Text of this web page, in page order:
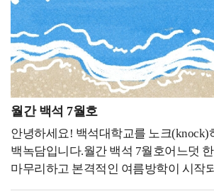
좋겠습니다. 남은 방학 동안 충분한 휴
위한 준비도 차근차근 이어가시길 바라
건강하고 알찬 8월을 보내시기를 백녹
응원하겠습니다!
점수를 먼저 준비하는 것이 좋을지, 실
아르바이트를 하는 것이 좋을지, 자격증
해외 취업 프로그램에 참여하는 것이
경험을 우선적으로 준비해야 취업 경쟁
있을지 많이 고민하게 됩니다.항공서비
할 요소가 다양하기 때문에 무엇부터 시
막막함을 느끼는 학생들도 많습니다. 그
공유하거나 선배들의 경험을 참고하면
취업 준비 방향을 찾아가는 경우가 많은
공부 외에 대학생활에서 가장 중요하다
월간 백석 7월호
안녕하세요! 백석대학교를 노크(knock)
백녹담입니다.월간 백석 7월호어느덧
마무리하고 본격적인 여름방학이 시작